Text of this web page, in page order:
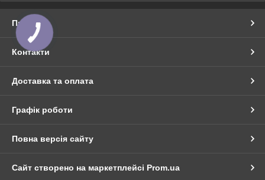
Про нас
Контакти
Доставка та оплата
Графік роботи
Повна версія сайту
Сайт створено на маркетплейсі Prom.ua